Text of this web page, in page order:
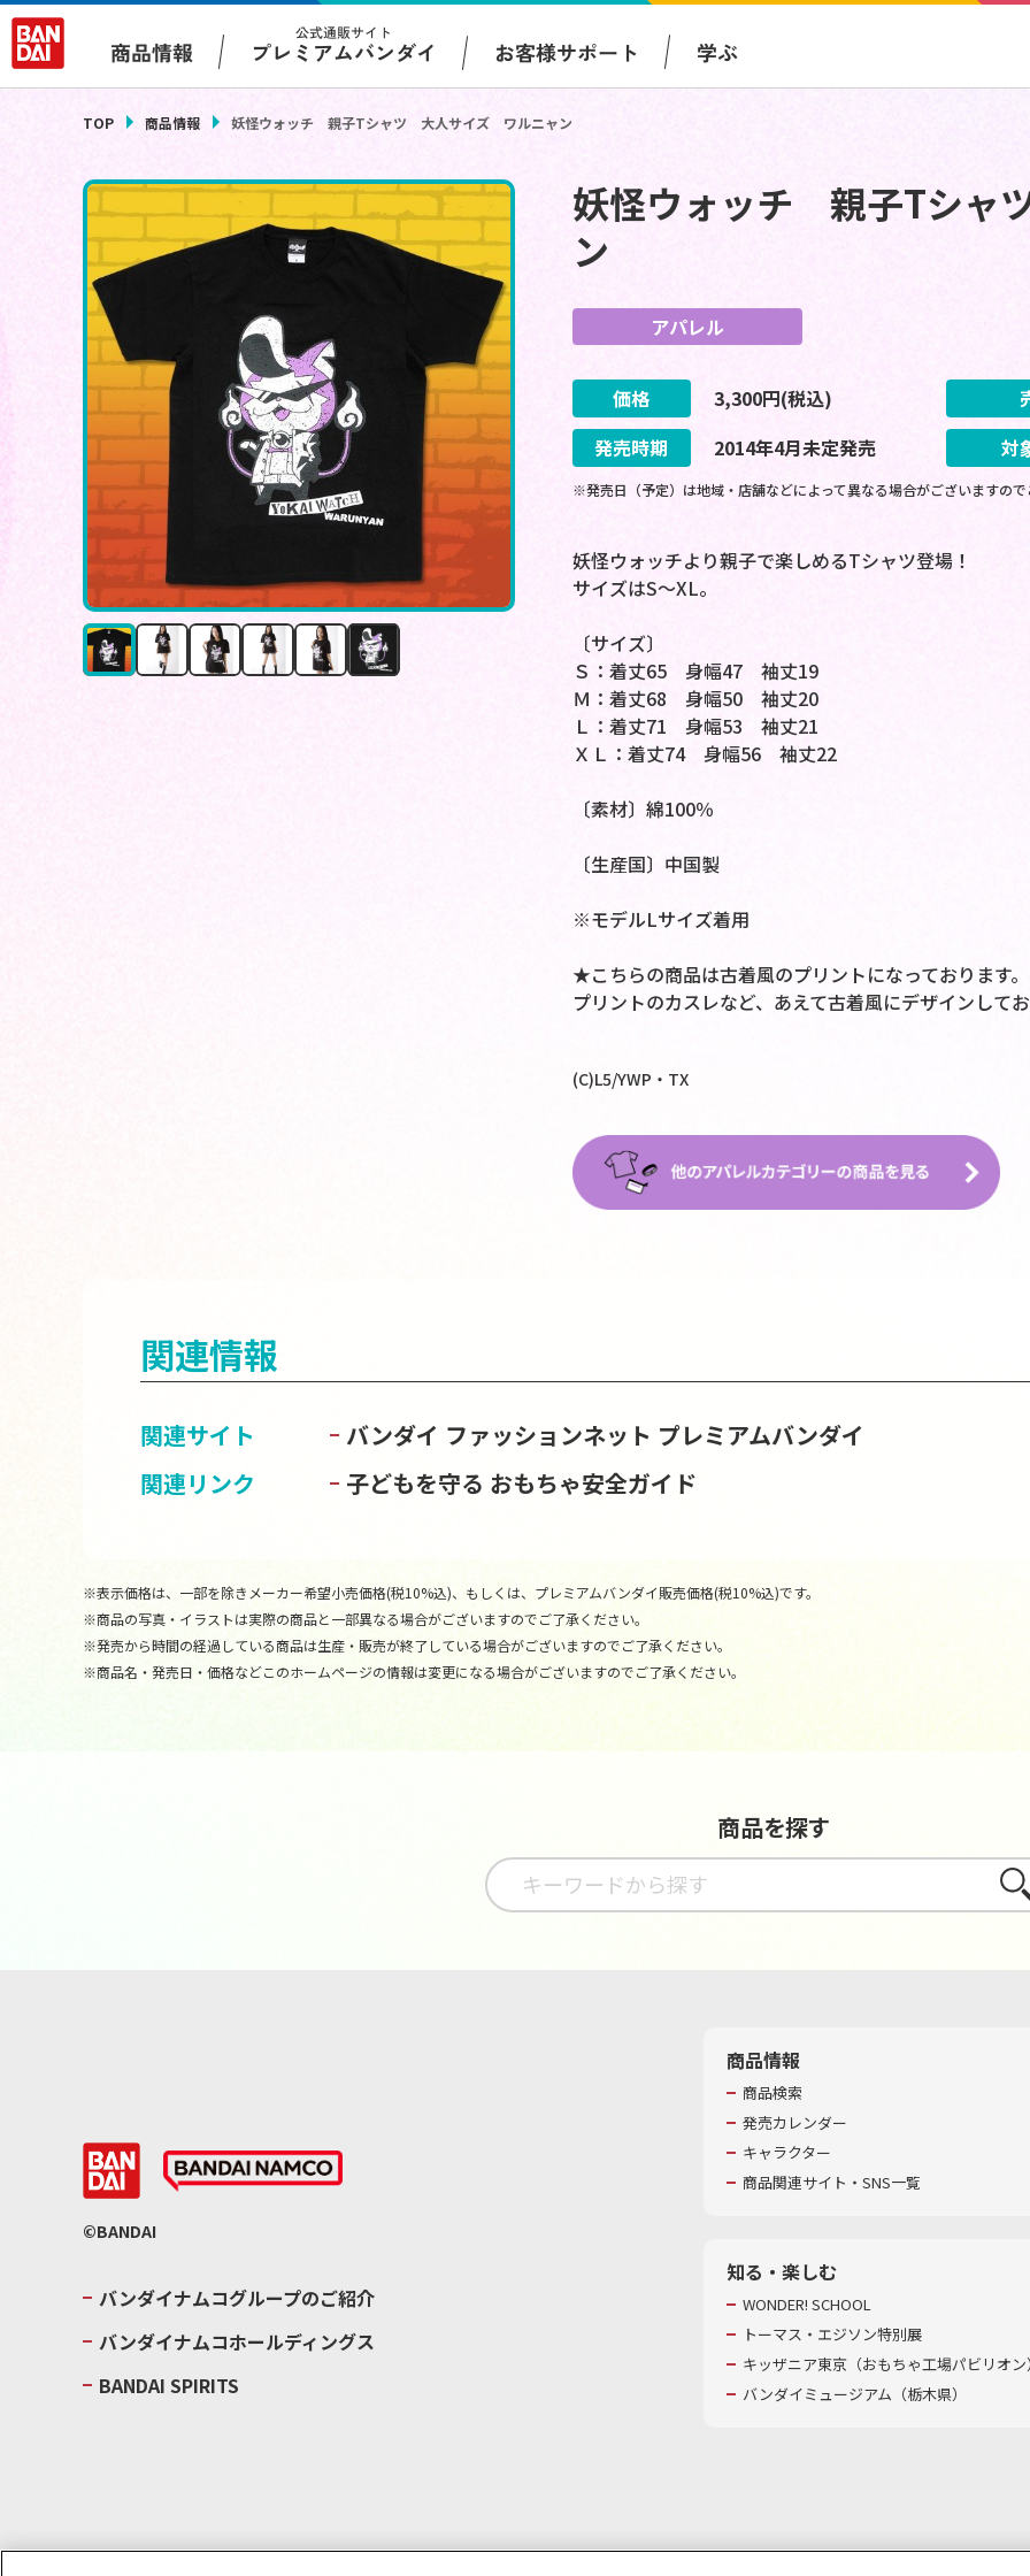
商品情報
公式通販サイト
プレミアムバンダイ お客様サポート 学ぶ
TOP 商品情報 妖怪ウォッチ 親子Tシャツ 大人サイズ ワルニャン
妖怪ウォッチ 親子Tシ
ン
アパレル
価格 3,300円(税込)
発売時期
2014年4月未定発売 対
※発売日（予定）は地域・店舗などによって異なる場合がございますの
妖怪ウォッチより親子で楽しめるTシャツ登場！
サイズはS～XL。
〔サイズ〕
Ｓ：着丈65 身幅47 袖丈19
Ｍ：着丈68 身幅50 袖丈20
Ｌ：着丈71 身幅53 袖丈21
ＸＬ：着丈74 身幅56 袖丈22
〔素材〕綿100％
〔生産国〕中国製
※モデルLサイズ着用
★こちらの商品は古着風のプリントになっております。
プリントのカスレなど、あえて古着風にデザインして
(C)L5/YWP・TX
関連情報
関連サイト バンダイ ファッションネット プレミアムバンダイ
関連リンク
子どもを守る おもちゃ安全ガイド
※表示価格は、一部を除きメーカー希望小売価格(税10%込)、もしくは、プレミアムバンダイ販売価格(税10%込)です。
※商品の写真・イラストは実際の商品と一部異なる場合がございますのでご了承ください。
※発売から時間の経過している商品は生産・販売が終了している場合がございますのでご了承ください。
※商品名・発売日・価格などこのホームページの情報は変更になる場合がございますのでご了承ください。
商品を探す
さが
©BANDAI
バンダイナムコグループのご紹介
バンダイナムコホールディングス
BANDAI SPIRITS
商品情報
商品検索
発売カレンダー
キャラクター
商品関連サイト・SNS一覧
知る・楽しむ
WONDER! SCHOOL
トーマス・エジソン特別展
キッザニア東京（おもちゃ工場パビリオ
バンダイミュージアム（栃木県）